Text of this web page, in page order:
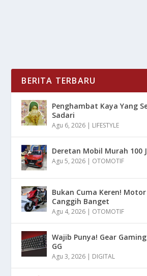
BERITA TERBARU
Penghambat Kaya Yang
Sadari
Agu 6, 2026 | LIFESTYLE
Deretan Mobil Murah 100
Agu 5, 2026 | OTOMOTIF
Bukan Cuma Keren!
Canggih Banget
Agu 4, 2026 | OTOMOTIF
Wajib Punya! Gear
GG
Agu 3, 2026 | DIGITAL